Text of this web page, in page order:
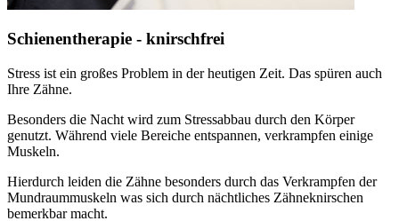
Schienentherapie - knirschfrei
Stress ist ein großes Problem in der heutigen Zeit. Das spüren auch
Ihre Zähne.
Besonders die Nacht wird zum Stressabbau durch den Körper
genutzt. Während viele Bereiche entspannen, verkrampfen einige
Muskeln.
Hierdurch leiden die Zähne besonders durch das Verkrampfen der
Mundraummuskeln was sich durch nächtliches Zähneknirschen
bemerkbar macht.